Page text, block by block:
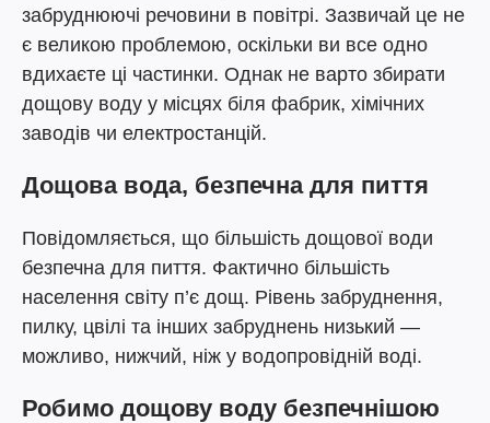
забруднюючі речовини в повітрі. Зазвичай це не
є великою проблемою, оскільки ви все одно
вдихаєте ці частинки. Однак не варто збирати
дощову воду у місцях біля фабрик, хімічних
заводів чи електростанцій.
Дощова вода, безпечна для пиття
Повідомляється, що більшість дощової води
безпечна для пиття. Фактично більшість
населення світу п’є дощ. Рівень забруднення,
пилку, цвілі та інших забруднень низький —
можливо, нижчий, ніж у водопровідній воді.
Робимо дощову воду безпечнішою